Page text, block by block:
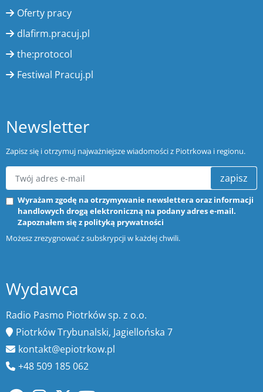
Oferty pracy
dlafirm.pracuj.pl
the:protocol
Festiwal Pracuj.pl
Newsletter
Zapisz się i otrzymuj najważniejsze wiadomości z Piotrkowa i regionu.
zapisz
Wyrażam zgodę na otrzymywanie newslettera oraz informacji
handlowych drogą elektroniczną na podany adres e-mail.
Zapoznałem się z polityką prywatności
Możesz zrezygnować z subskrypcji w każdej chwili.
Wydawca
Radio Pasmo Piotrków sp. z o.o.
Piotrków Trybunalski, Jagiellońska 7
kontakt@epiotrkow.pl
+48 509 185 062